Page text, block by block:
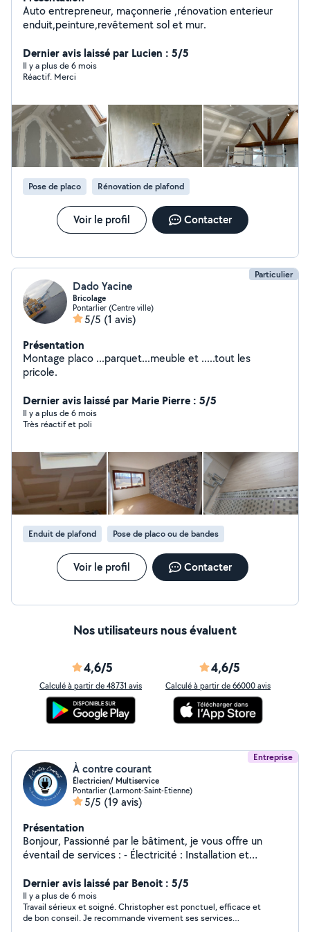
Auto entrepreneur, maçonnerie ,rénovation enterieur
enduit,peinture,revêtement sol et mur.
Dernier avis laissé par Lucien : 5/5
Il y a plus de 6 mois
Réactif. Merci
Pose de placo Rénovation de plafond
Voir le profil Contacter
Particulier
Dado Yacine
Bricolage
Pontarlier (Centre ville)
5/5 (1 avis)
Présentation
Montage placo ...parquet...meuble et .....tout les
pricole.
Dernier avis laissé par Marie Pierre : 5/5
Il y a plus de 6 mois
Très réactif et poli
Enduit de plafond Pose de placo ou de bandes
Voir le profil Contacter
Nos utilisateurs nous évaluent
4,6/5
Calculé à partir de 48731 avis
4,6/5
Calculé à partir de 66000 avis
Entreprise
À contre courant
Électricien/ Multiservice
Pontarlier (Larmont-Saint-Etienne)
5/5 (19 avis)
Présentation
Bonjour, Passionné par le bâtiment, je vous offre un
éventail de services : - Électricité : Installation et
complète. - Plomberie pour cuisines : Spécialiste des
cuisines, je résous les fuites et installe les robinetteries.
- Aménagement intérieur : Montage de cuisines, salles
de bain, etc. - Travaux divers : Services variés, en accord
Dernier avis laissé par Benoit : 5/5
Il y a plus de 6 mois
Travail sérieux et soigné. Christopher est ponctuel, efficace et
de bon conseil. Je recommande vivement ses services